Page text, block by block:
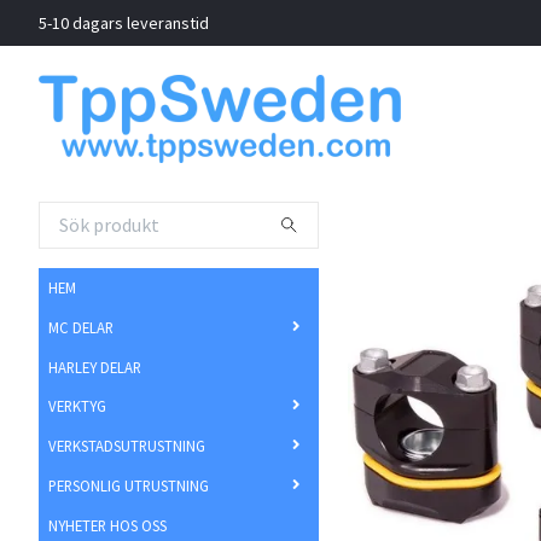
5-10 dagars leveranstid
HEM
MC DELAR
HARLEY DELAR
VERKTYG
VERKSTADSUTRUSTNING
PERSONLIG UTRUSTNING
NYHETER HOS OSS